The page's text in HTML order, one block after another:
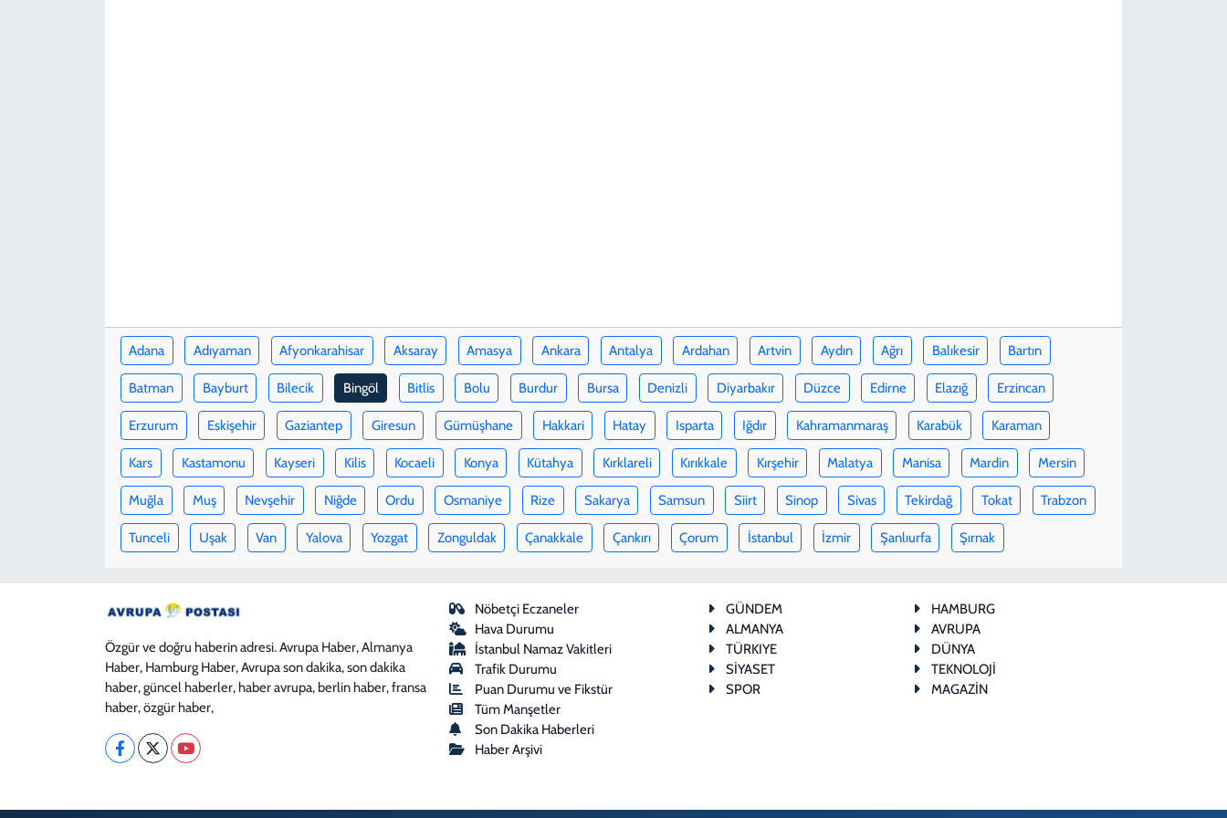
Adana Adıyaman Afyonkarahisar Aksaray Amasya Ankara Antalya Ardahan Artvin Aydın Ağrı Balıkesir Bartın
Batman Bayburt Bilecik Bingöl Bitlis Bolu Burdur Bursa Denizli Diyarbakır Düzce Edirne Elazığ Erzincan
Erzurum Eskişehir Gaziantep Giresun Gümüşhane Hakkari Hatay Isparta Iğdır Kahramanmaraş Karabük Karaman
Kars Kastamonu Kayseri Kilis Kocaeli Konya Kütahya Kırklareli Kırıkkale Kırşehir Malatya Manisa Mardin Mersin
Muğla Muş Nevşehir Niğde Ordu Osmaniye Rize Sakarya Samsun Siirt Sinop Sivas Tekirdağ Tokat Trabzon
Tunceli Uşak Van Yalova Yozgat Zonguldak Çanakkale Çankırı Çorum İstanbul İzmir Şanlıurfa Şırnak
Özgür ve doğru haberin adresi. Avrupa Haber, Almanya
Haber, Hamburg Haber, Avrupa son dakika, son dakika
haber, güncel haberler, haber avrupa, berlin haber, fransa
haber, özgür haber,
Nöbetçi Eczaneler
Hava Durumu
İstanbul Namaz Vakitleri
Trafik Durumu
Puan Durumu ve Fikstür
Tüm Manşetler
Son Dakika Haberleri
Haber Arşivi
GÜNDEM
HAMBURG
ALMANYA
AVRUPA
TÜRKIYE
DÜNYA
SİYASET
TEKNOLOJİ
SPOR
MAGAZİN